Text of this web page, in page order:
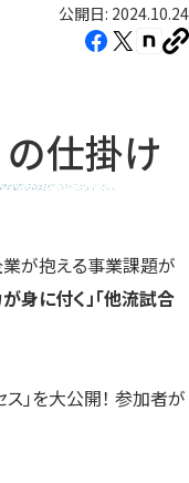
公開日: 2024.10.24
Facebook（新
ブ
で
ま
す）
X（新
ブ
で
ま
す）
note
ブ
ま
す）
仕掛け
業が抱える事業課題が
身に付く」「他流試合
」を大公開！ 参加者が